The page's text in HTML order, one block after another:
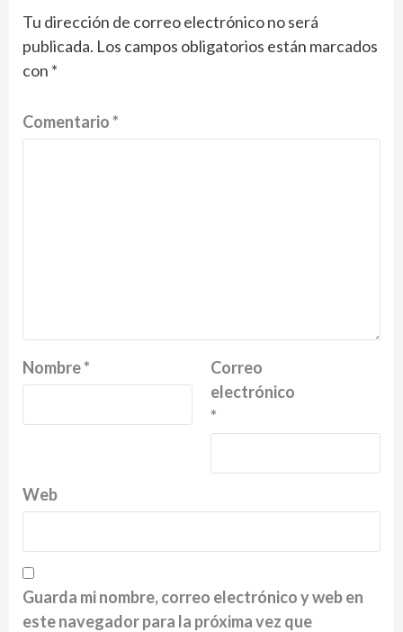
Tu dirección de correo electrónico no ser
publicada. Los campos obligatorios están marcados
con *
Comentario*
Nombre*
Correo
electrónico
*
Web
Guarda mi nombre, correo electrónico y web en
este navegador para la próxima vez que